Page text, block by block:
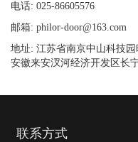
电话: 025-86605576
邮箱: philor-door@163.com
地址: 江苏省南京中山科技园
安徽来安汊河经济开发区长
联系方式